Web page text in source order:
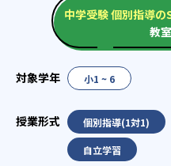
中学受験 個別指導の
教
小1 ~ 6
個別指導(1対1)
自立学習